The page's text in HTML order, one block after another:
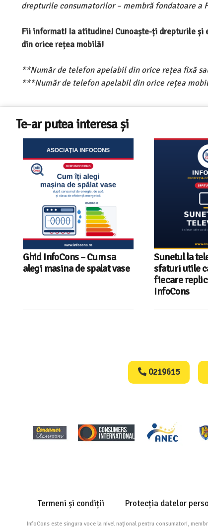
drepturile consumatorilor – membră fondatoare a
Fii informat! Ia atitudine! Cunoaște-ți drepturile
din orice rețea mobilă!
**Număr de telefon apelabil din orice rețea fixă
***Număr de telefon apelabil din orice rețea
Te-ar putea interesa și
Ghid InfoCons – Cum sa
alegi masina de spalat vase
Sunetul la
sfaturi utile
fiecare
InfoCons
0219615
Termeni și condiții Protecția datelor
InfoCons este singura voce la nivel național pentru consumatori,